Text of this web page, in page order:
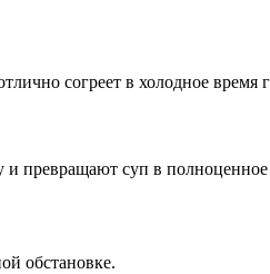
согреет в холодное время
и превращают суп в
обстановке.